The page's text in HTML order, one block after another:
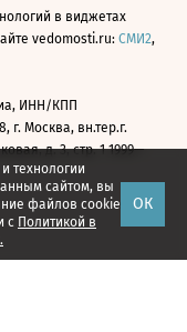
технологии
сайтом, вы
файлов cookie
с Политикой в
ОК
в виджетах
vedomosti.ru: СМИ2,
ИНН/КПП
г. Москва, вн.тер.г.
д. 3, стр. 1 1999—